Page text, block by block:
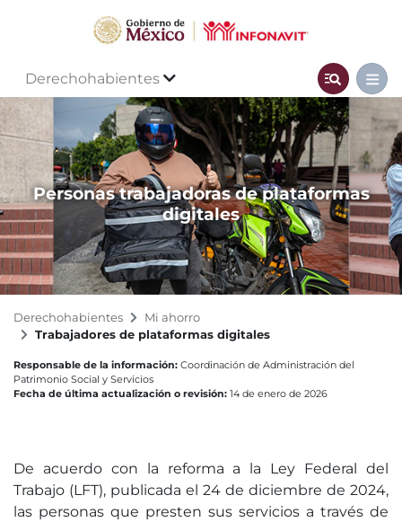
Derechohabientes
Personas trabajadoras de plataformas
digitales
Derechohabientes
Mi ahorro
Trabajadores de plataformas digitales
Responsable de la información: Coordinación de Administración del
Patrimonio Social y Servicios
Fecha de última actualización o revisión: 14 de enero de 2026
De acuerdo con la reforma a la Ley Federal del
Trabajo (LFT), publicada el 24 de diciembre de 2024,
las personas que presten sus servicios a través de